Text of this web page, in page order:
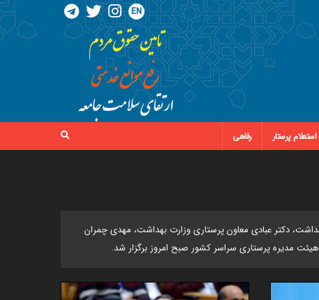
EN
استعلام پرستار رفاهی
دکتر عبادی معاون پرستاری وزارت بهداشت، مهدی چمران
مدیره پرستاری سراسر کشور صبح امروز برگزار شد.